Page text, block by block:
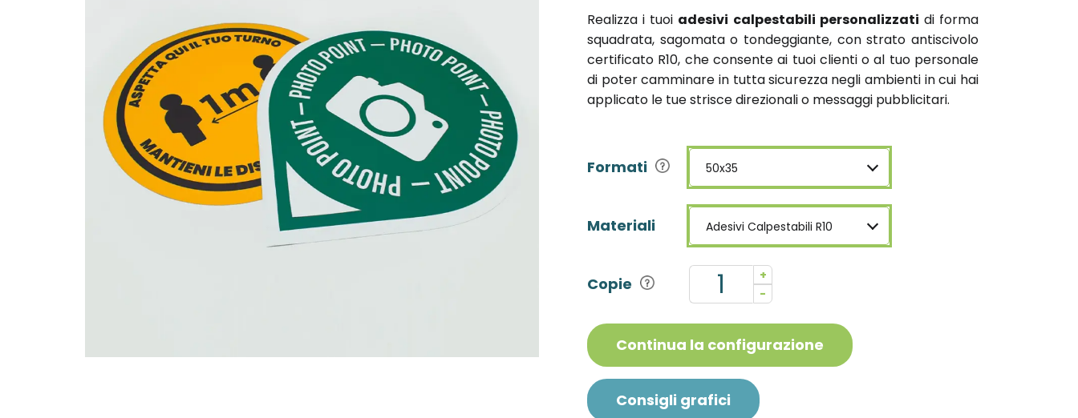
Realizza i tuoi adesivi calpestabili personalizzati di forma
squadrata, sagomata o tondeggiante, con strato antiscivolo
certificato R10, che consente ai tuoi clienti o al tuo personale
di poter camminare in tutta sicurezza negli ambienti in cui hai
applicato le tue strisce direzionali o messaggi pubblicitari.
Formati 50x35
Materiali Adesivi Calpestabili R10
Copie
+
-
Continua la configurazione
Consigli grafici